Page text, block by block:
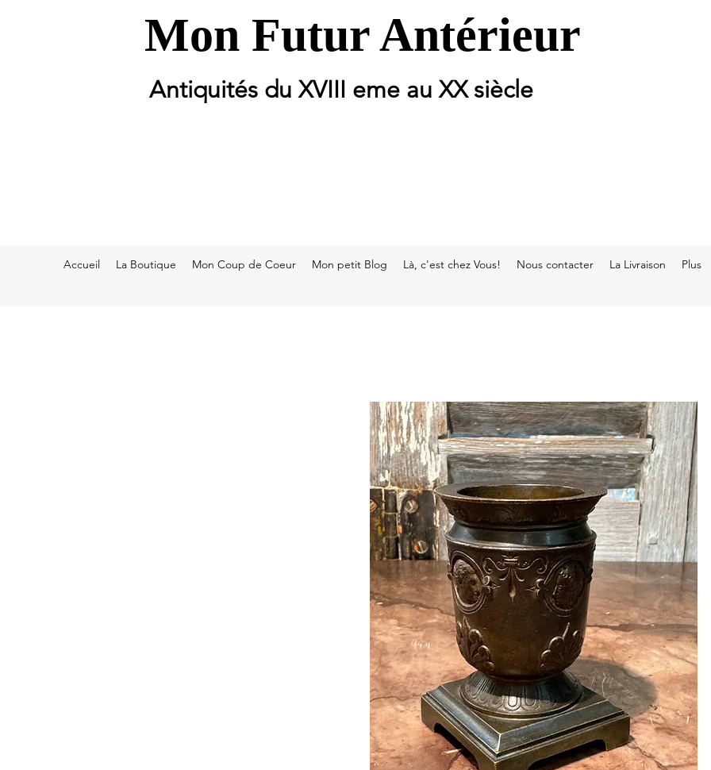
Mon Futur Antérieur
Antiquités du XVIII eme au XX siècle
Accueil La Boutique Mon Coup de Coeur Mon petit Blog Là, c'est chez Vous! Nous contacter La Livraison Plus